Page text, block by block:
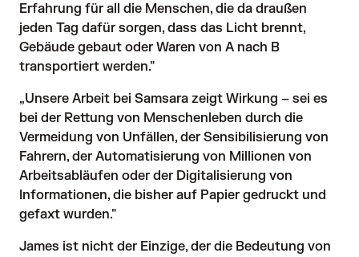
Erfahrung für all die Menschen, die da draußen
jeden Tag dafür sorgen, dass das Licht brennt,
Gebäude gebaut oder Waren von A nach B
transportiert werden."
„Unsere Arbeit bei Samsara zeigt Wirkung – sei es
bei der Rettung von Menschenleben durch die
Vermeidung von Unfällen, der Sensibilisierung von
Fahrern, der Automatisierung von Millionen von
Arbeitsabläufen oder der Digitalisierung von
Informationen, die bisher auf Papier gedruckt und
gefaxt wurden."
James ist nicht der Einzige, der die Bedeutung von